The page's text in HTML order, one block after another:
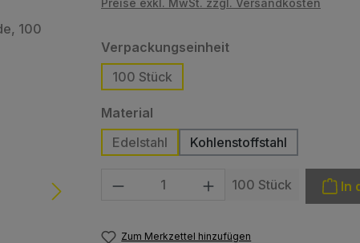
Preise exkl. MwSt. zzgl. Versandkosten
Verpackungseinheitauswählen
100 Stück
Material
Edelstahl
Kohlenstoffstahl
Produkt Anzahl: Gib den gewünschten Wert
100 Stück In
Zum Merkzettel hinzufügen